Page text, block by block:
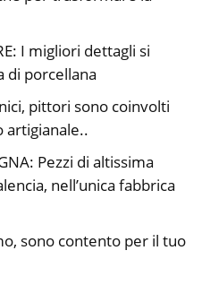
I migliori dettagli si
di porcellana
pittori sono coinvolti
artigianale..
Pezzi di altissima
nell’unica fabbrica
sono contento per il tuo